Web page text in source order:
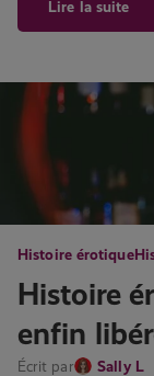
Lire la suite
Histoire érotique
Histoire
enfin
Écrit par Sally L